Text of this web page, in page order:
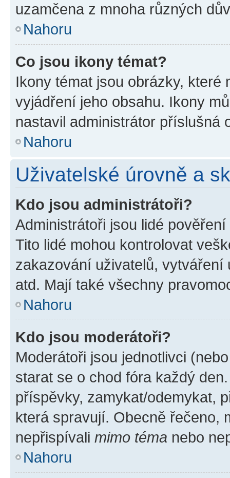
uzamčena z mnoha různých
Nahoru
Co jsou ikony témat?
Ikony témat jsou obrázky,
vyjádření jeho obsahu. Ikony
nastavil administrátor příslušná
Nahoru
Uživatelské úrovně a
Kdo jsou administrátoři?
Administrátoři jsou lidé
Tito lidé mohou kontrolovat
zakazování uživatelů,
atd. Mají také všechny
Nahoru
Kdo jsou moderátoři?
Moderátoři jsou jednotlivci
starat se o chod fóra každý
příspěvky, zamykat/odemykat,
která spravují. Obecně řečeno,
nepřispívali mimo téma nebo
Nahoru